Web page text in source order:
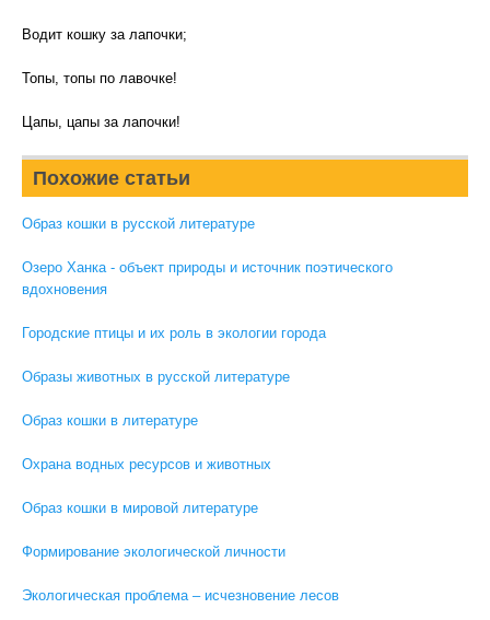
Водит кошку за лапочки;
Топы, топы по лавочке!
Цапы, цапы за лапочки!
Похожие статьи
Образ кошки в русской литературе
Озеро Ханка - объект природы и источник поэтического
вдохновения
Городские птицы и их роль в экологии города
Образы животных в русской литературе
Образ кошки в литературе
Охрана водных ресурсов и животных
Образ кошки в мировой литературе
Формирование экологической личности
Экологическая проблема – исчезновение лесов